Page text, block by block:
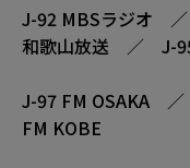
J-92 MBSラジオ
和歌山放送 ／ J-
J-97 FM OSAKA
FM KOBE